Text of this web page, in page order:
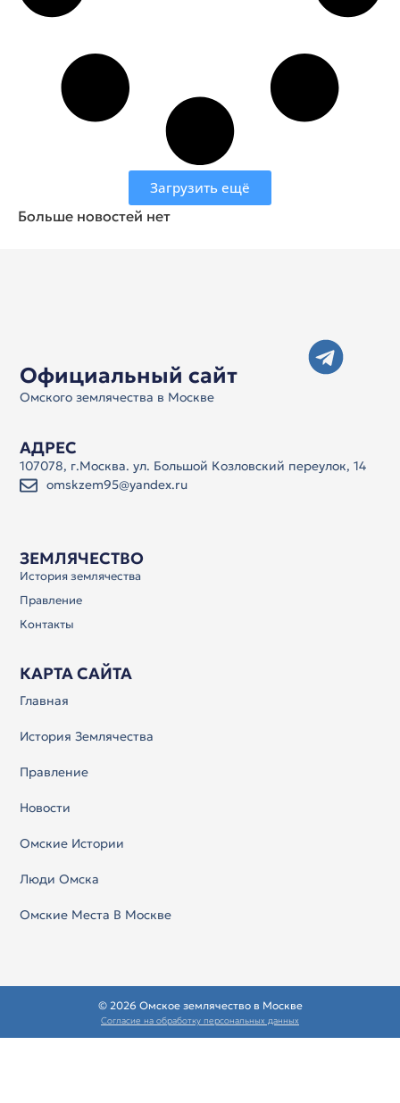
Загрузить ещё
Больше новостей нет
Официальный сайт
Омского землячества в Москве
ЗЕМЛЯЧЕСТВО
История землячества
Правление
Контакты
КАРТА САЙТА
Главная
История Землячества
Правление
Новости
Омские Истории
Люди Омска
Омские Места В Москве
АДРЕС
107078, г.Москва. ул. Большой Козловский переулок, 14
omskzem95@yandex.ru
© 2026 Омское землячество в Москве
Согласие на обработку персональных данных